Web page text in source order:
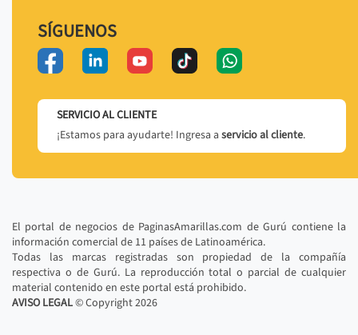
SÍGUENOS
SERVICIO AL CLIENTE
¡Estamos para ayudarte! Ingresa a servicio al cliente.
El portal de negocios de PaginasAmarillas.com de Gurú contiene la
información comercial de 11 países de Latinoamérica.
Todas las marcas registradas son propiedad de la compañía
respectiva o de Gurú. La reproducción total o parcial de cualquier
material contenido en este portal está prohibido.
AVISO LEGAL© Copyright2026